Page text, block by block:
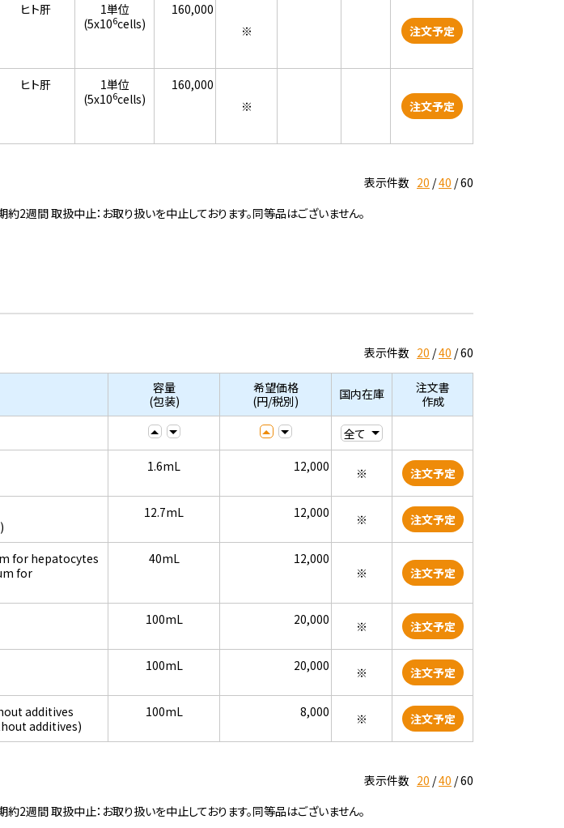
ヒト肝
1単位
(5x106cells)
160,000
※
注文予定
ヒト肝
1単位
(5x106cells)
160,000
※
注文予定
表示件数 20 40 60
間 取扱中止：お取り扱いを中止しております。同等品はございません。
表示件数 20 40 60
容量
(包装)
希望価格
(円/税別)
国内在庫
注文書
作成
1.6mL 12,000 ※ 注文予定
12.7mL 12,000 ※ 注文予定
for hepatocytes
for
40mL
12,000
※
注文予定
100mL 20,000 ※ 注文予定
100mL 20,000 ※ 注文予定
additives
additives)
100mL 8,000 ※ 注文予定
表示件数 20 40 60
間 取扱中止：お取り扱いを中止しております。同等品はございません。